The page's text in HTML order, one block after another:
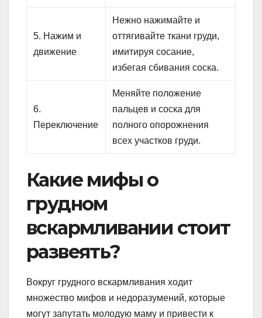
5. Нажим и
движение
Нежно нажимайте и
оттягивайте ткани груди,
имитируя сосание,
избегая сбивания соска.
6.
Переключение
Меняйте положение
пальцев и соска для
полного опорожнения
всех участков груди.
Какие мифы о
грудном
вскармливании стоит
развеять?
Вокруг грудного вскармливания ходит
множество мифов и недоразумений, которые
могут запутать молодую маму и привести к